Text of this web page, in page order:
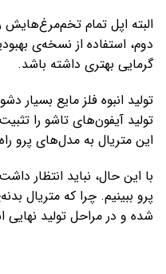
البته اپل تمام
دوم، استفاده از نسخه‌ی
گرمایی بهتری داشته باشد.
تولید انبوه فلز مایع بسیار
تولید آیفون‌های تاشو را
این متریال به مدل‌های پرو
پرو ببینیم. چرا که متریال
شده و در مراحل تولید